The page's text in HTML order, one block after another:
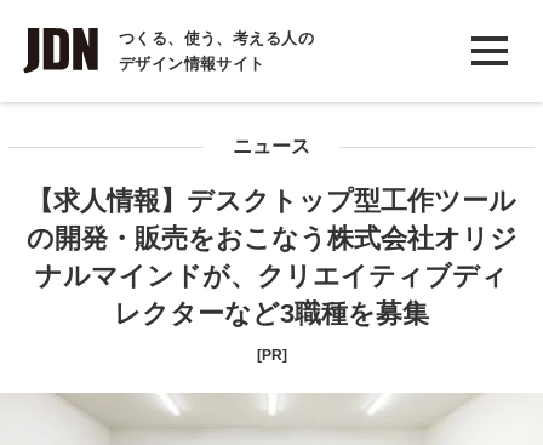
つくる、使う、考える人の
デザイン情報サイト
INTERVIEW
インタビュー
COLUMN
コラム
ニュース
【求人情報】デスクトップ型工作ツール
の開発・販売をおこなう株式会社オリジ
ナルマインドが、クリエイティブディ
レクターなど3職種を募集
[PR]